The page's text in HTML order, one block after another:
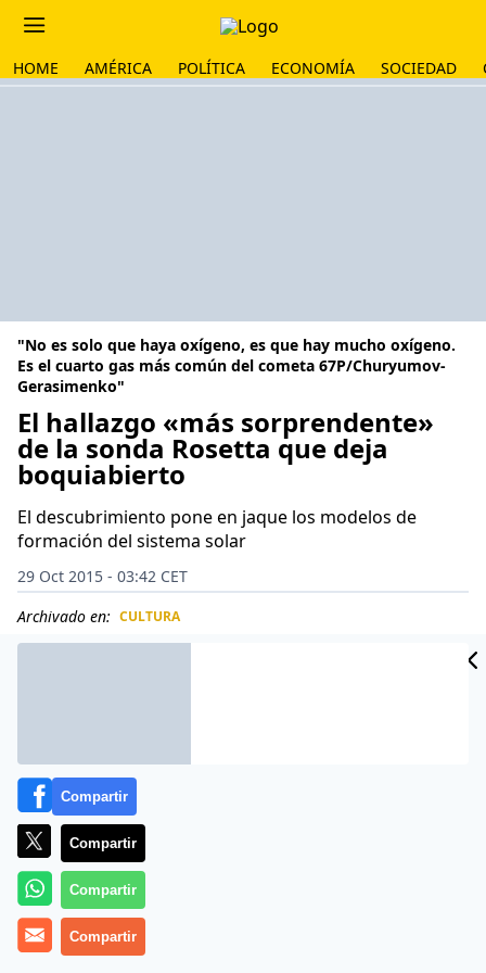
HOME AMÉRICA POLÍTICA ECONOMÍA SOCIEDAD
"No es solo que haya oxígeno, es que hay mucho oxígeno.
Es el cuarto gas más común del cometa 67P/Churyumov-
Gerasimenko"
El hallazgo «más sorprendente»
de la sonda Rosetta que deja
boquiabierto
El descubrimiento pone en jaque los modelos de
formación del sistema solar
29 Oct 2015 - 03:42 CET
Archivado en: CULTURA
La sonda Rosetta ha detectado una gran cantidad de
Compartir
Compartir
Compartir
Compartir